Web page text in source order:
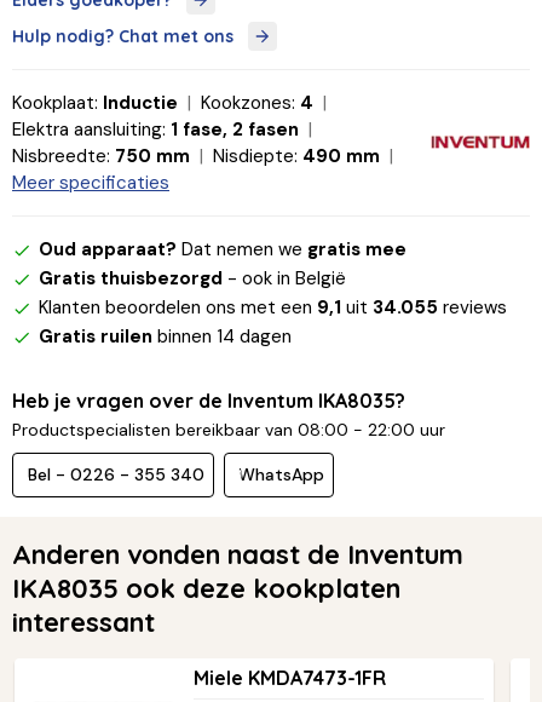
Hulp nodig? Chat met ons
Kookplaat: Inductie Kookzones: 4
Elektra aansluiting: 1 fase, 2 fasen
Nisbreedte: 750 mm Nisdiepte: 490 mm
Meer specificaties
Oud apparaat? Dat nemen we gratis mee
Gratis thuisbezorgd - ook in België
Klanten beoordelen ons met een 9,1 uit 34.055 reviews
Gratis ruilen binnen 14 dagen
Heb je vragen over de Inventum IKA8035?
Productspecialisten bereikbaar van 08:00 - 22:00 uur
Bel - 0226 - 355 340 WhatsApp
Anderen vonden naast de Inventum
IKA8035 ook deze kookplaten
interessant
Miele KMDA7473-1FR